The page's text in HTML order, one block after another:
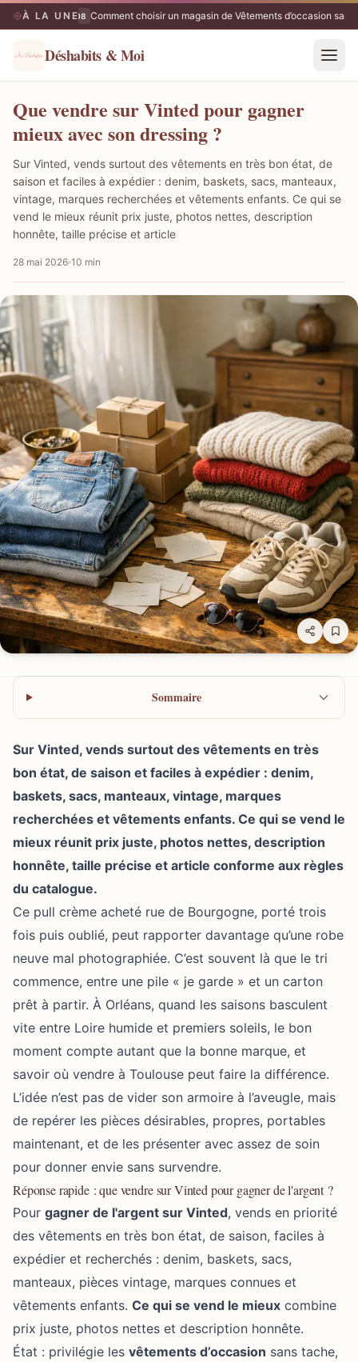
À LA UNE
08/08 Comment choisir un magasin de Vêtements d’occasion sans
Déshabits & Moi
Que vendre sur Vinted pour gagner
mieux avec son dressing ?
Sur Vinted, vends surtout des vêtements en très bon état, de
saison et faciles à expédier : denim, baskets, sacs, manteaux,
vintage, marques recherchées et vêtements enfants. Ce qui se
vend le mieux réunit prix juste, photos nettes, description
honnête, taille précise et article
28 mai 2026 10 min
Sommaire
Sur Vinted, vends surtout des vêtements en très
bon état, de saison et faciles à expédier : denim,
baskets, sacs, manteaux, vintage, marques
recherchées et vêtements enfants. Ce qui se vend le
mieux réunit prix juste, photos nettes, description
honnête, taille précise et article conforme aux règles
du catalogue.
Ce pull crème acheté rue de Bourgogne, porté trois
fois puis oublié, peut rapporter davantage qu’une robe
neuve mal photographiée. C’est souvent là que le tri
commence, entre une pile « je garde » et un carton
prêt à partir. À Orléans, quand les saisons basculent
vite entre Loire humide et premiers soleils, le bon
moment compte autant que la bonne marque, et
savoir où vendre à Toulouse peut faire la différence.
L’idée n’est pas de vider son armoire à l’aveugle, mais
de repérer les pièces désirables, propres, portables
maintenant, et de les présenter avec assez de soin
pour donner envie sans survendre.
Réponse rapide : que vendre sur Vinted pour gagner de l'argent ?
Pour gagner de l'argent sur Vinted, vends en priorité
des vêtements en très bon état, de saison, faciles à
expédier et recherchés : denim, baskets, sacs,
manteaux, pièces vintage, marques connues et
vêtements enfants. Ce qui se vend le mieux combine
prix juste, photos nettes et description honnête.
État : privilégie les vêtements d’occasion sans tache,